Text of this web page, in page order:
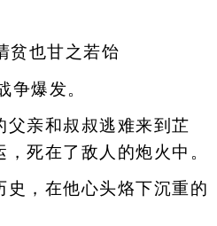
贫也甘之若饴
争爆发。
父亲和叔叔逃难来到芷
死在了敌人的炮火中。
史，在他心头烙下沉重的